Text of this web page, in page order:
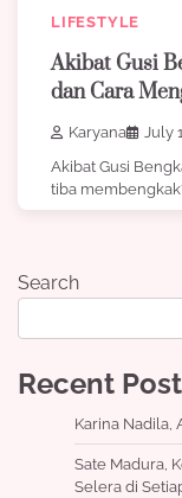
LIFESTYLE
Akibat Gusi
dan Cara
Karyana
July
Akibat Gusi
tiba
Search
Recent
Karina Nadila,
Sate Madura,
Selera di